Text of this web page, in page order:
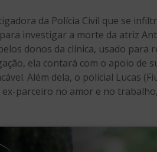
da Polícia Civil que se
investigar a morte da atriz
donos da clínica, usado
ela contará com o apoio de
Além dela, o policial Lucas
ex-parceiro no amor e no